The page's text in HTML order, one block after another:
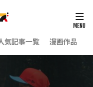
気記事一覧 漫画作品